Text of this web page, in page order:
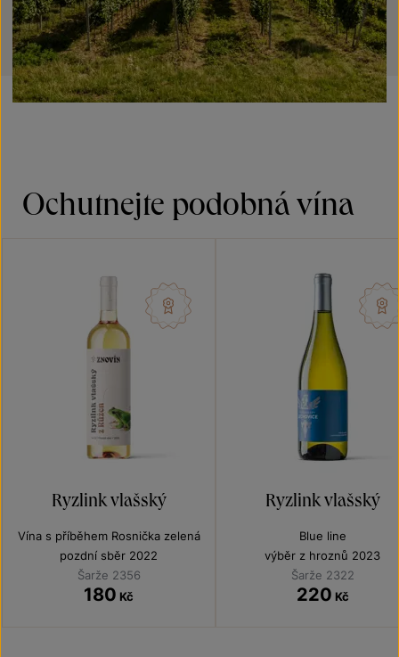
Ochutnejte podobná vína
Ryzlink vlašský
Vína s příběhem Rosnička zelená
pozdní sběr 2022
Šarže 2356
180 Kč
Ryzlink vlašský
Blue line
výběr z hroznů 2023
Šarže 2322
220 Kč